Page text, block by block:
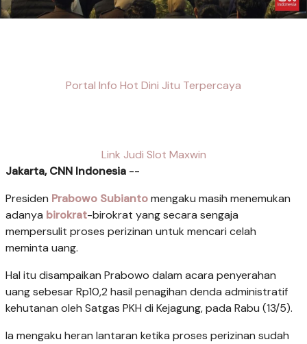
Portal Info Hot Dini Jitu Terpercaya
Link Judi Slot Maxwin
Jakarta, CNN Indonesia --
Presiden Prabowo Subiantomengaku masih menemukan
adanya birokrat-birokrat yang secara sengaja
mempersulit proses perizinan untuk mencari celah
meminta uang.
Hal itu disampaikan Prabowo dalam acara penyerahan
uang sebesar Rp10,2 hasil penagihan denda administratif
kehutanan oleh Satgas PKH di Kejagung, pada Rabu (13/5).
Ia mengaku heran lantaran ketika proses perizinan sudah